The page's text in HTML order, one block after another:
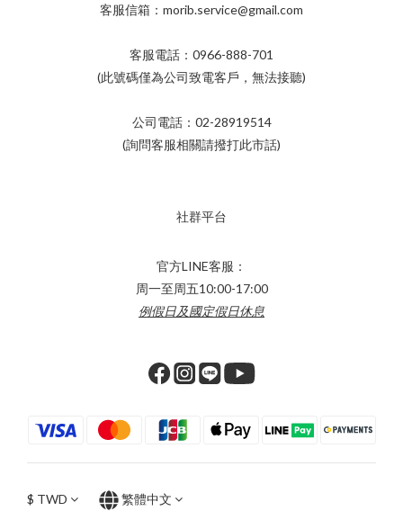
客服信箱：morib.service@gmail.com
客服電話：0966-888-701
(此號碼僅為公司致電客戶，無法接聽)
公司電話：02-28919514
(詢問客服相關請撥打此市話)
社群平台
官方LINE客服：
周一至周五10:00-17:00
例假日及國定假日休息
$ TWD 繁體中文